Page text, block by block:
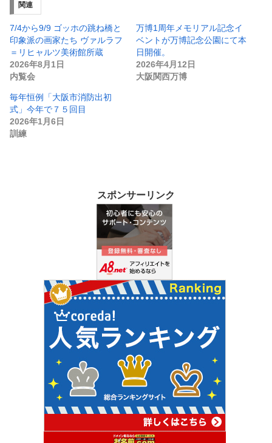
関連
7/4から9/9 ゴッホの跳ね橋と
印象派の画家たち ヴァルラフ
＝リヒャルツ美術館所蔵
2026年8月1日
内覧会
万博1周年メモリアル記念イ
ベントが万博記念公園にて本
日開催。
2026年4月12日
大阪関西万博
毎年恒例「大阪市消防出初
式」今年で７５回目
2026年1月6日
訓練
スポンサーリンク